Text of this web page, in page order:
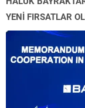
YENİ FIRSATLAR